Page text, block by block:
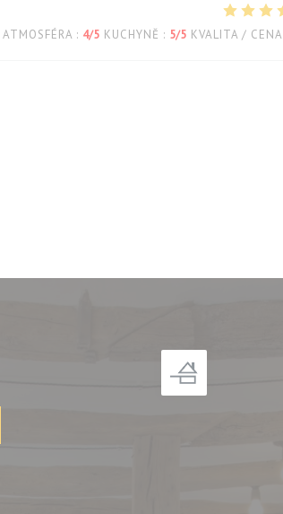
ATMOSFÉRA : 4/5 KUCHYNĚ : 5/5 KVALITA / CENA